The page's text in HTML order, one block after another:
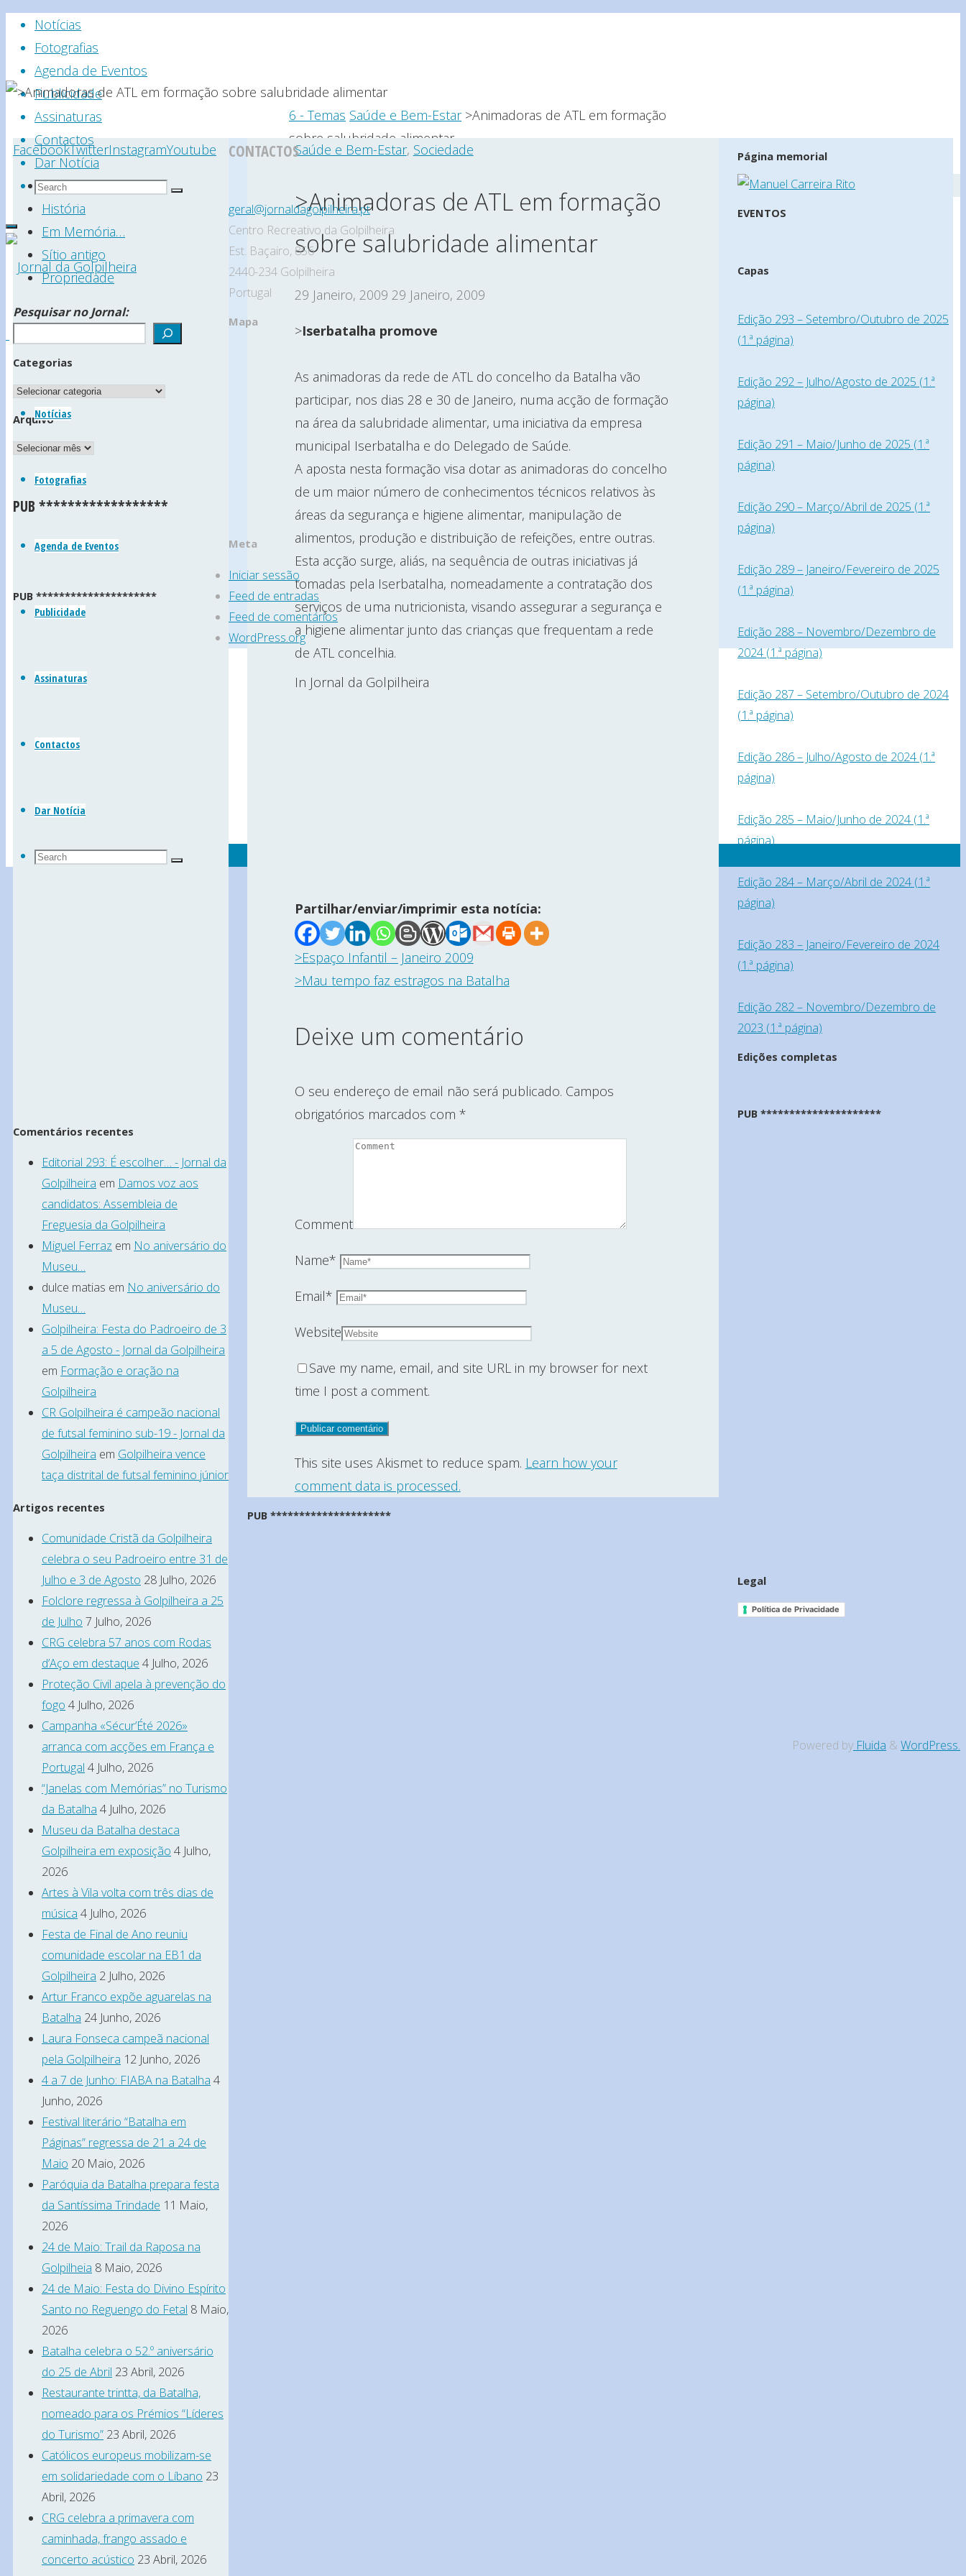
Skip
content
Notícias
Fotografias
Agenda de Eventos
Publicidade
Assinaturas
Contactos
Dar Notícia
Search
Search
for:
Search
Jornal
da
Golpilheira
(Freguesia
Concelho
Batalha
Distrito
Notícias
Fotografias
Agenda de Eventos
Publicidade
Assinaturas
Contactos
Dar Notícia
Search
Search
Home
6 - Temas Saúde e Bem-Estar >Animadoras de ATL em formação
sobre salubridade alimentar
Saúde e Bem-Estar, Sociedade
>Animadoras de ATL em formação
sobre salubridade alimentar
29 Janeiro, 2009 29 Janeiro, 2009
>Iserbatalha promove
As animadoras da rede de ATL do concelho da Batalha vão
participar, nos dias 28 e 30 de Janeiro, numa acção de formação
na área da salubridade alimentar, uma iniciativa da empresa
municipal Iserbatalha e do Delegado de Saúde.
A aposta nesta formação visa dotar as animadoras do concelho
de um maior número de conhecimentos técnicos relativos às
áreas da segurança e higiene alimentar, manipulação de
alimentos, produção e distribuição de refeições, entre outras.
Esta acção surge, aliás, na sequência de outras iniciativas já
tomadas pela Iserbatalha, nomeadamente a contratação dos
serviços de uma nutricionista, visando assegurar a segurança e
a higiene alimentar junto das crianças que frequentam a rede
de ATL concelhia.
In Jornal da Golpilheira
Partilhar/enviar/imprimir esta notícia:
>Espaço Infantil – Janeiro 2009
>Mau tempo faz estragos na Batalha
Deixe um comentário
O seu endereço de email não será publicado. Campos
obrigatórios marcados com *
Comment
Name*
Email*
Website
Save my name, email, and site URL in my browser for next
time I post a comment.
This site uses Akismet to reduce spam. Learn how your
comment data is processed.
PUB *********************
FacebookTwitterInstagramYoutube
Estatuto Editorial
História
Em Memória…
Sítio antigo
Propriedade
Pesquisar no Jornal:
Categorias
Categorias
Arquivo
Arquivo
PUB ******************
PUB *********************
Comentários recentes
Editorial 293: É escolher… - Jornal da
Golpilheira em Damos voz aos
candidatos: Assembleia de
Freguesia da Golpilheira
Miguel Ferraz em No aniversário do
Museu…
dulce matias em No aniversário do
Museu…
Golpilheira: Festa do Padroeiro de 3
a 5 de Agosto - Jornal da Golpilheira
em Formação e oração na
Golpilheira
CR Golpilheira é campeão nacional
de futsal feminino sub-19 - Jornal da
Golpilheira em Golpilheira vence
taça distrital de futsal feminino júnior
Artigos recentes
Comunidade Cristã da Golpilheira
celebra o seu Padroeiro entre 31 de
Julho e 3 de Agosto 28 Julho, 2026
Folclore regressa à Golpilheira a 25
de Julho 7 Julho, 2026
CRG celebra 57 anos com Rodas
d’Aço em destaque 4 Julho, 2026
Proteção Civil apela à prevenção do
fogo 4 Julho, 2026
Campanha «Sécur’Été 2026»
arranca com acções em França e
Portugal 4 Julho, 2026
“Janelas com Memórias” no Turismo
da Batalha 4 Julho, 2026
Museu da Batalha destaca
Golpilheira em exposição 4 Julho,
2026
Artes à Vila volta com três dias de
música 4 Julho, 2026
Festa de Final de Ano reuniu
comunidade escolar na EB1 da
Golpilheira 2 Julho, 2026
Artur Franco expõe aguarelas na
Batalha 24 Junho, 2026
Laura Fonseca campeã nacional
pela Golpilheira 12 Junho, 2026
4 a 7 de Junho: FIABA na Batalha 4
Junho, 2026
Festival literário “Batalha em
Páginas” regressa de 21 a 24 de
Maio 20 Maio, 2026
Paróquia da Batalha prepara festa
da Santíssima Trindade 11 Maio,
2026
24 de Maio: Trail da Raposa na
Golpilheia 8 Maio, 2026
24 de Maio: Festa do Divino Espírito
Santo no Reguengo do Fetal 8 Maio,
2026
Batalha celebra o 52.º aniversário
do 25 de Abril 23 Abril, 2026
Restaurante trintta, da Batalha,
nomeado para os Prémios “Líderes
do Turismo” 23 Abril, 2026
Católicos europeus mobilizam-se
em solidariedade com o Líbano 23
Abril, 2026
CRG celebra a primavera com
caminhada, frango assado e
concerto acústico 23 Abril, 2026
Página memorial
EVENTOS
Capas
Edição 293 – Setembro/Outubro de 2025
(1.ª página)
Edição 292 – Julho/Agosto de 2025 (1.ª
página)
Edição 291 – Maio/Junho de 2025 (1.ª
página)
Edição 290 – Março/Abril de 2025 (1.ª
página)
Edição 289 – Janeiro/Fevereiro de 2025
(1.ª página)
Edição 288 – Novembro/Dezembro de
2024 (1.ª página)
Edição 287 – Setembro/Outubro de 2024
(1.ª página)
Edição 286 – Julho/Agosto de 2024 (1.ª
página)
Edição 285 – Maio/Junho de 2024 (1.ª
página)
Edição 284 – Março/Abril de 2024 (1.ª
página)
Edição 283 – Janeiro/Fevereiro de 2024
(1.ª página)
Edição 282 – Novembro/Dezembro de
2023 (1.ª página)
Edições completas
PUB *********************
Legal
Política de Privacidade
CONTACTOS
geral@jornaldagolpilheira.pt
Centro Recreativo da Golpilheira
Est. Baçairo, 856
2440-234 Golpilheira
Portugal
Mapa
Meta
Iniciar sessão
Feed de entradas
Feed de comentários
WordPress.org
Powered by Fluida & WordPress.